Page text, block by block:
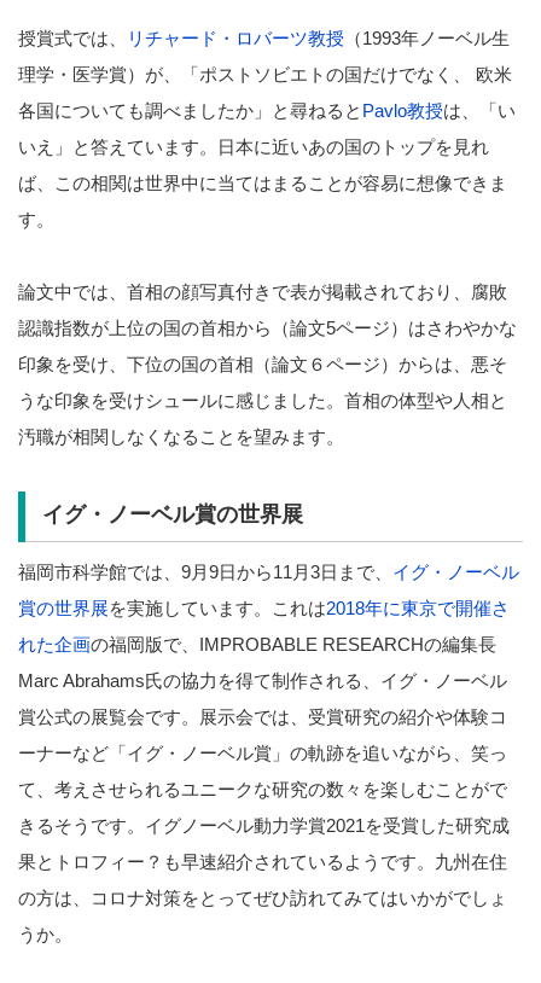
授賞式では、 リチャード・ロバーツ教授 （1993年ノーベル生
理学・医学賞）が、「ポストソビエトの国だけでなく、 欧米
各国についても調べましたか」と尋ねると Pavlo教授は、「い
いえ」と答えています。日本に近いあの国のトップを見れ
ば、この相関は世界中に当てはまることが容易に想像できま
す。
論文中では、首相の顔写真付きで表が掲載されており、腐敗
認識指数が上位の国の首相から（論文5ページ）はさわやかな
印象を受け、下位の国の首相（論文６ページ）からは、悪そ
うな印象を受けシュールに感じました。首相の体型や人相と
汚職が相関しなくなることを望みます。
イグ・ノーベル賞の世界展
福岡市科学館では、9月9日から11月3日まで、 イグ・ノーベル
賞の世界展を実施しています。これは2018年に東京で開催さ
れた企画の福岡版で、IMPROBABLE RESEARCHの編集長
Marc Abrahams氏の協力を得て制作される、イグ・ノーベル
賞公式の展覧会です。展示会では、受賞研究の紹介や体験コ
ーナーなど「イグ・ノーベル賞」の軌跡を追いながら、笑っ
て、考えさせられるユニークな研究の数々を楽しむことがで
きるそうです。イグノーベル動力学賞2021を受賞した研究成
果とトロフィー？も早速紹介されているようです。九州在住
の方は、コロナ対策をとってぜひ訪れてみてはいかがでしょ
うか。